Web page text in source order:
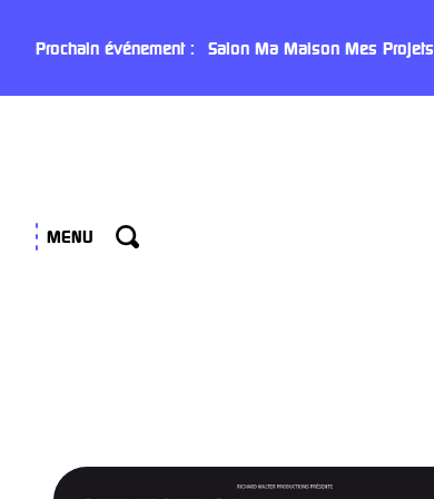
Prochain événement : Salon Ma Maison Mes Projets
MENU